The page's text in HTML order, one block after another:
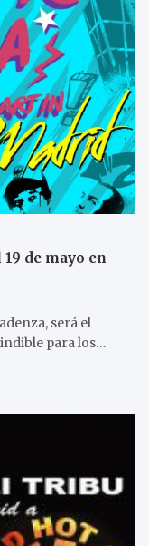
de mayo en
será el
para los…